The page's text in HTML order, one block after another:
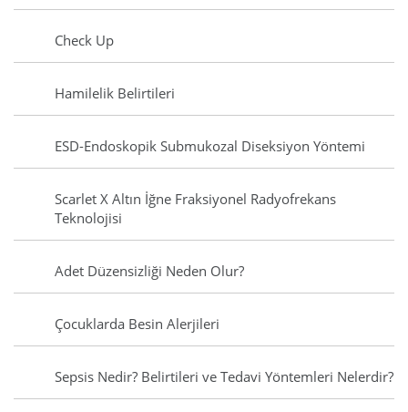
Check Up
Hamilelik Belirtileri
ESD-Endoskopik Submukozal Diseksiyon Yöntemi
Scarlet X Altın İğne Fraksiyonel Radyofrekans
Teknolojisi
Adet Düzensizliği Neden Olur?
Çocuklarda Besin Alerjileri
Sepsis Nedir? Belirtileri ve Tedavi Yöntemleri Nelerdir?